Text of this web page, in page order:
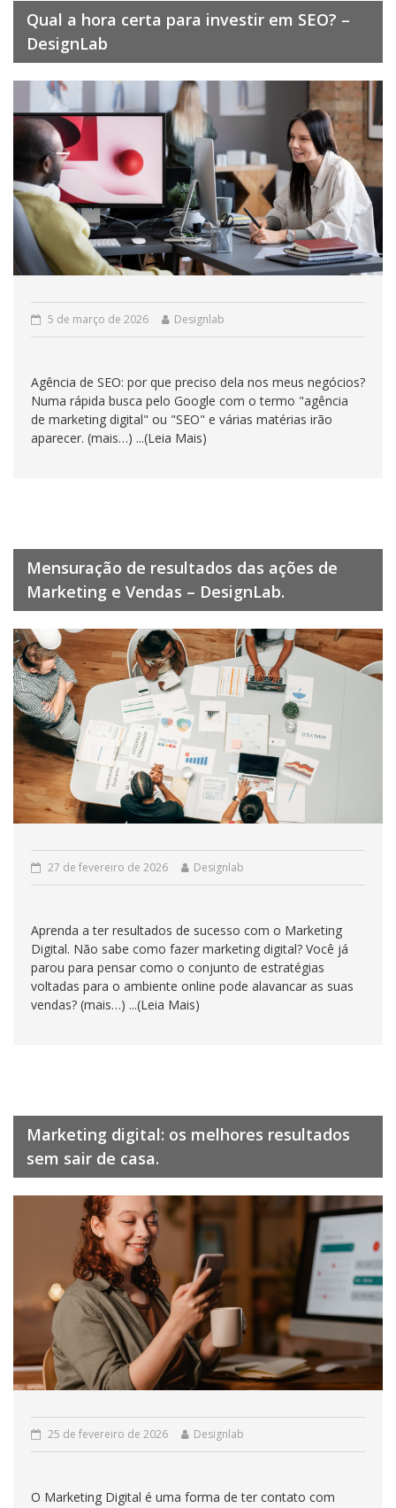
Qual a hora certa para investir em SEO? –
DesignLab
5 de março de 2026 Designlab
Agência de SEO: por que preciso dela nos meus negócios?
Numa rápida busca pelo Google com o termo "agência
de marketing digital" ou "SEO" e várias matérias irão
aparecer. (mais…) ...(Leia Mais)
Mensuração de resultados das ações de
Marketing e Vendas – DesignLab.
27 de fevereiro de 2026 Designlab
Aprenda a ter resultados de sucesso com o Marketing
Digital. Não sabe como fazer marketing digital? Você já
parou para pensar como o conjunto de estratégias
voltadas para o ambiente online pode alavancar as suas
vendas? (mais…) ...(Leia Mais)
Marketing digital: os melhores resultados
sem sair de casa.
25 de fevereiro de 2026 Designlab
O Marketing Digital é uma forma de ter contato com